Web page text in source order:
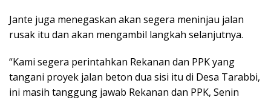
Jante juga menegaskan akan segera meninjau jalan
rusak itu dan akan mengambil langkah selanjutnya.
“Kami segera perintahkan Rekanan dan PPK yang
tangani proyek jalan beton dua sisi itu di Desa Tarabbi,
ini masih tanggung jawab Rekanan dan PPK, Senin